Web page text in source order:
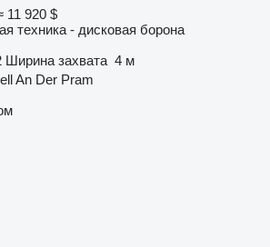
11 920 $
техника - дисковая борона
Ширина захвата 4 м
An Der Pram